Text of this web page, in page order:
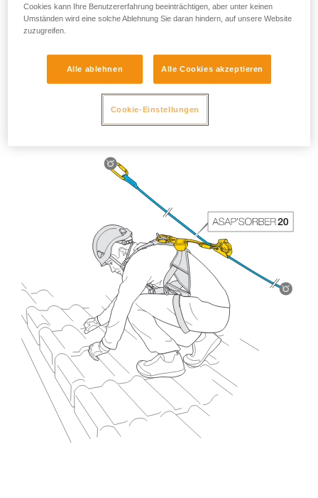
Die Länge des ASAP’SORBER 40 bietet der arbeitenden
Person mehr Spielraum bei der Positionierung im Vergleich
Cookies kann Ihre Benutzererfahrung beeinträchtigen, aber unter keinen
Umständen wird eine solche Ablehnung Sie daran hindern, auf unsere Website
zuzugreifen.
Alle ablehnen Alle Cookies akzeptieren
Cookie-Einstellungen